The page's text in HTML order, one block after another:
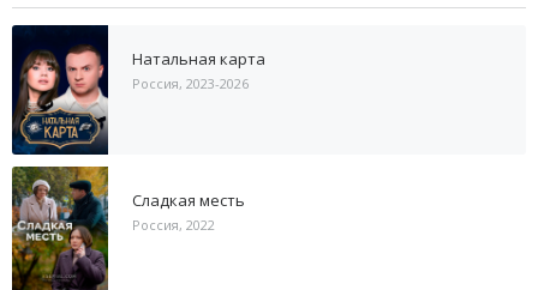
Натальная карта
Россия, 2023-2026
Сладкая месть
Россия, 2022